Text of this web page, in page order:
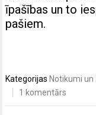
īpašības un to
pašiem.
Kategorijas Notikumi un
1 komentārs